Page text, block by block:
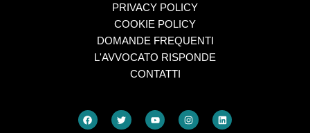
PRIVACY POLICY
COOKIE POLICY
DOMANDE FREQUENTI
L'AVVOCATO RISPONDE
CONTATTI